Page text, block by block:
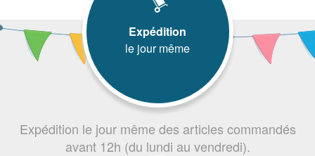
Expédition
le jour même
Expédition le jour même des articles commandés
avant 12h (du lundi au vendredi).